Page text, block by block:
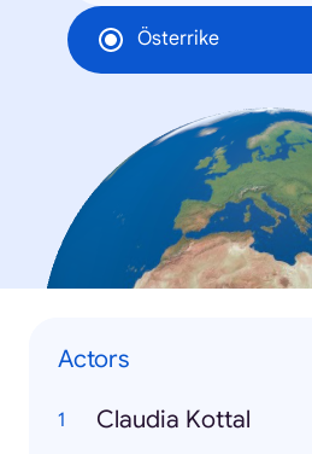
Österrike
Actors
Claudia Kottal